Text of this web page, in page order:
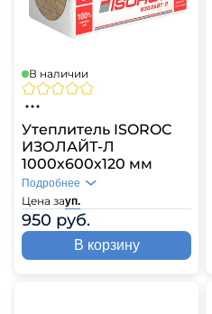
В наличии
Утеплитель ISOROC
ИЗОЛАЙТ-Л
1000х600х120 мм
Цена зауп.
950 руб.
Подробнее
В корзину